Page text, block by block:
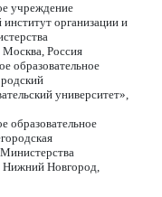
учреждение
организации и
Москва, Россия
образовательное
университет»,
образовательное
Нижний Новгород,